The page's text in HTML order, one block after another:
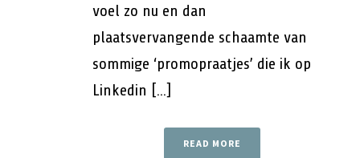
voel zo nu en dan
plaatsvervangende schaamte van
sommige ‘promopraatjes’ die ik op
Linkedin [...]
READ MORE